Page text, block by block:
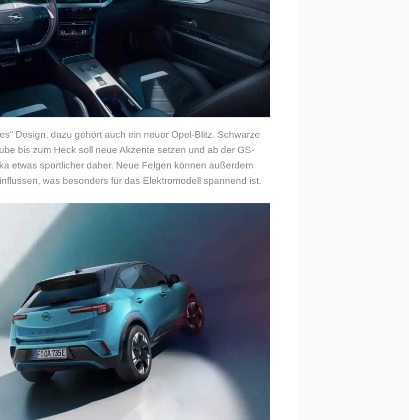
Design, dazu gehört auch ein neuer Opel-Blitz. Schwarze
bis zum Heck soll neue Akzente setzen und ab der GS-
etwas sportlicher daher. Neue Felgen können außerdem
was besonders für das Elektromodell spannend ist.